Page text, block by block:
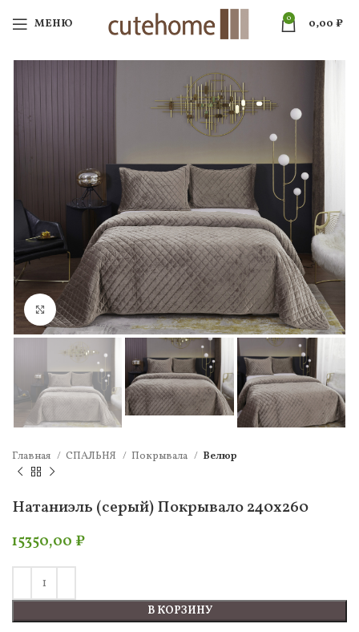
МЕНЮ 0 0,00 ₽
Нажмите, чтобы увеличить
Главная СПАЛЬНЯ Покрывала Велюр
Натаниэль (серый) Покрывало 240х260
15350,00 ₽
В КОРЗИНУ